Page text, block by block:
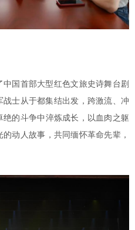
国首部大型红色文旅史诗舞台剧
士从于都集结出发，跨激流、冲
的斗争中淬炼成长，以血肉之躯
动人故事，共同缅怀革命先辈，